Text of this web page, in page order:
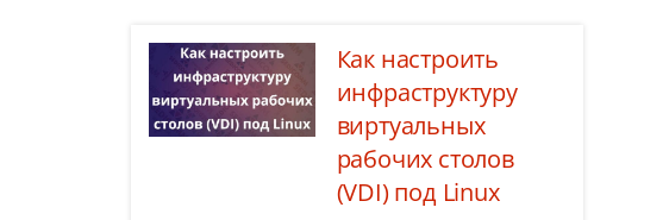
Как настроить
инфраструктуру
виртуальных
рабочих столов
(VDI) под Linux